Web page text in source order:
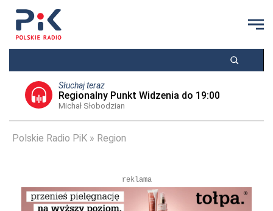
Słuchaj teraz
Regionalny Punkt Widzenia do 19:00
Michał Słobodzian
Polskie Radio PiK Region
reklama